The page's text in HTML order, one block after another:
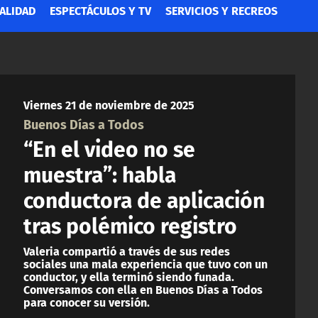
ESPECTÁCULOS Y TV SERVICIOS Y RECREOS
Viernes 21 de noviembre de 2025
Buenos Días a Todos
“En el video no se
muestra”: habla
conductora de aplicación
tras polémico registro
Valeria compartió a través de sus redes
sociales una mala experiencia que tuvo con un
conductor, y ella terminó siendo funada.
Conversamos con ella en Buenos Días a Todos
para conocer su versión.